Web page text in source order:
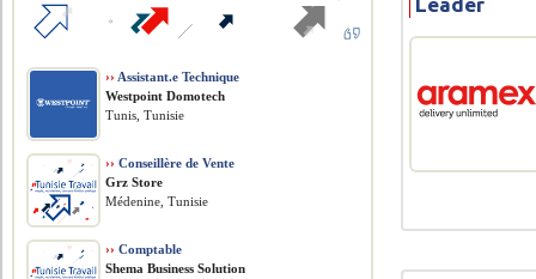
›› Assistant.e Technique
Westpoint Domotech
Tunis, Tunisie
›› Conseillère de Vente
Grz Store
Médenine, Tunisie
›› Comptable
Shema Business Solution